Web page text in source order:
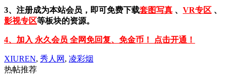
3、注册成为本站会员，即可免费下载套图写真 、 VR专区 、
影视专区等板块的资源。
4、加入 永久会员 全网免回复、免金币！ 点击开通！
XIUREN, 秀人网 , 凌彩烟
热帖推荐